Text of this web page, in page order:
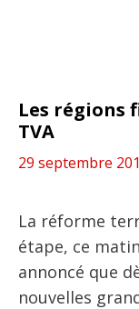
Les régions
TVA
29 septembre
La réforme
étape, ce
annoncé que
nouvelles